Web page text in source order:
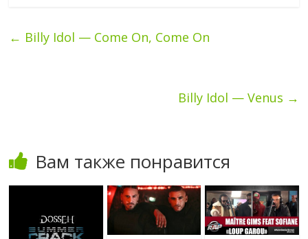
← Billy Idol — Come On, Come On
Billy Idol — Venus →
Вам также понравится